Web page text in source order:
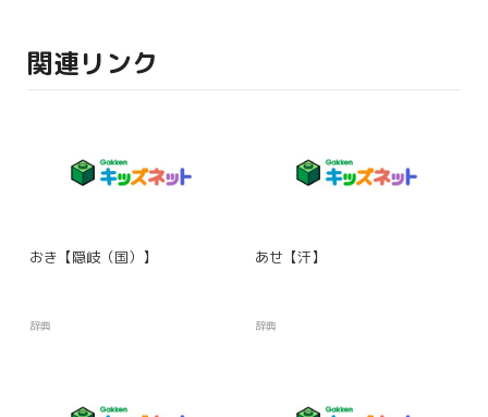
関連リンク
おき【隠岐（国）】
辞典
あせ【汗】
辞典